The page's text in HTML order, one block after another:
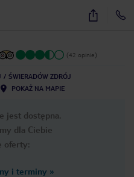
14
(42 opinie)
ŚWIERADÓW ZDRÓJ
POKAŻ NA MAPIE
jest dostępna.
dla Ciebie
oferty:
i terminy »